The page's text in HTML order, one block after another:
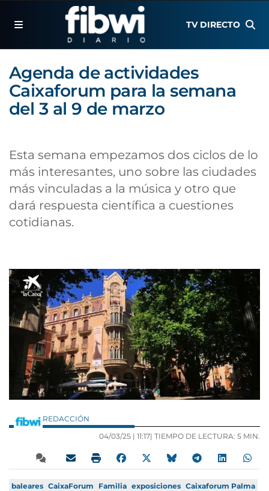
TV DIRECTO
Agenda de actividades
Caixaforum para la semana
del 3 al 9 de marzo
Esta semana empezamos dos ciclos de lo
más interesantes, uno sobre las ciudades
más vinculadas a la música y otro que
dará respuesta científica a cuestiones
cotidianas.
REDACCIÓN
04/03/25 | 11:17| TIEMPO DE LECTURA: 5 MIN.
baleares CaixaForum Familia exposiciones Caixaforum Palma